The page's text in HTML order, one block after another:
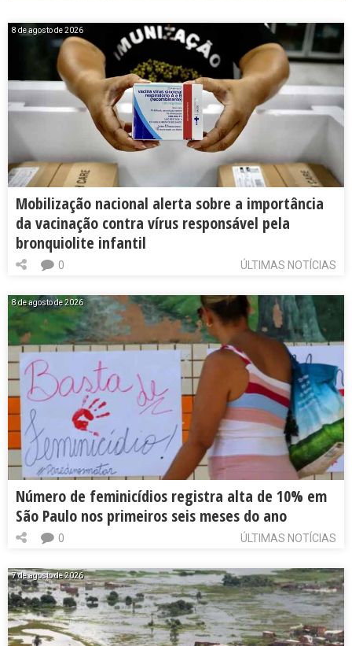
8 de agosto de 2026
Mobilização nacional alerta sobre a importância
da vacinação contra vírus responsável pela
bronquiolite infantil
ÚLTIMAS NOTÍCIAS
0
8 de agosto de 2026
Número de feminicídios registra alta de 10% em
São Paulo nos primeiros seis meses do ano
ÚLTIMAS NOTÍCIAS
0
7 de agosto de 2026